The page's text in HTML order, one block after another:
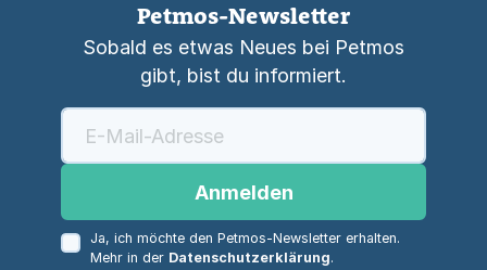
Petmos-Newsletter
Sobald es etwas Neues bei Petmos
gibt, bist du informiert.
Anmelden
Ja, ich möchte den Petmos-Newsletter erhalten.
Mehr in der Datenschutzerklärung.